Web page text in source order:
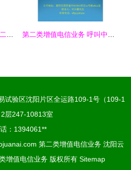
试验区沈阳片区全运路109-1号（109-1
层247-10813室
：1394061**
第二类增值电信业务 沈阳云
增值电信业务 版权所有 Sitemap